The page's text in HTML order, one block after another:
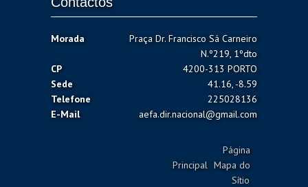
Morada
Praça Dr. Francisco Sá Carneiro
N.º219, 1ºdto
CP
4200-313 PORTO
Sede
41.16, -8.59
Telefone
225028136
E-Mail
aefa.dir.nacional@gmail.com
Página
Principal Mapa do
Sítio